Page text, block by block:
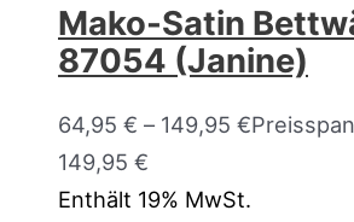
Mako-Satin
87054 (Janine)
64,95 € – 149,95 €
149,95 €
Enthält 19% MwSt.